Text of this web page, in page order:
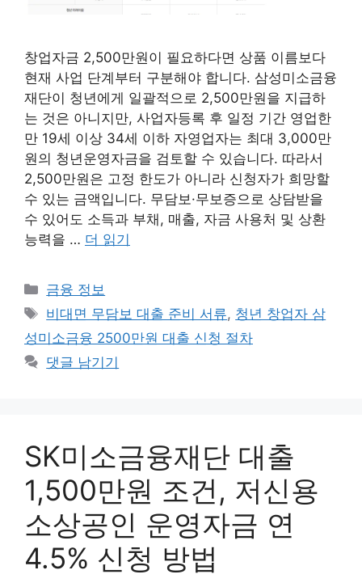
창업자금 2,500만원이 필요하다면 상품 이름보다
현재 사업 단계부터 구분해야 합니다. 삼성미소금융
재단이 청년에게 일괄적으로 2,500만원을 지급하
는 것은 아니지만, 사업자등록 후 일정 기간 영업한
만 19세 이상 34세 이하 자영업자는 최대 3,000만
원의 청년운영자금을 검토할 수 있습니다. 따라서
2,500만원은 고정 한도가 아니라 신청자가 희망할
수 있는 금액입니다. 무담보·무보증으로 상담받을
수 있어도 소득과 부채, 매출, 자금 사용처 및 상환
능력을 … 더 읽기
카
테
리
금융 정보
태
그
비대면 무담보 대출 준비 서류, 청년 창업자 삼
성미소금융 2500만원 대출 신청 절차
댓글 남기기
SK미소금융재단 대출
1,500만원 조건, 저신용
소상공인 운영자금 연
4.5% 신청 방법